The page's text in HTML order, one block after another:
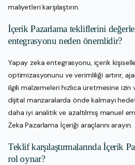
maliyetleri karşılaştırın.
İçerik Pazarlama tekliflerini
entegrasyonu neden önemlidir?
Yapay zeka entegrasyonu, içerik
optimizasyonunu ve verimliliği artırır,
ilgili malzemeleri hızlıca üretmesine
dijital manzaralarda önde kalmayı
daha iyi analitik ve azaltılmış manuel
Zeka Pazarlama İçeriği araçlarını arayın.
Teklif karşılaştırmalarında İçerik
rol oynar?